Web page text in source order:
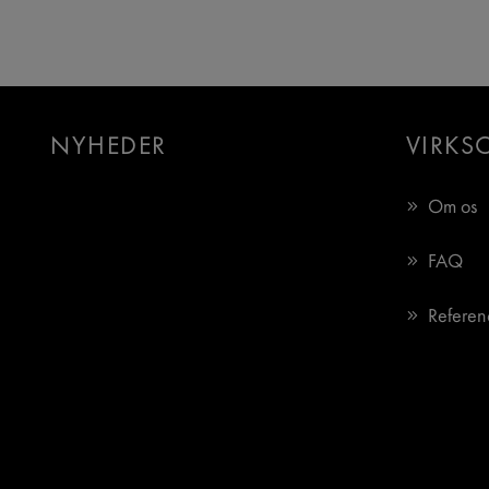
NYHEDER
Om os
FAQ